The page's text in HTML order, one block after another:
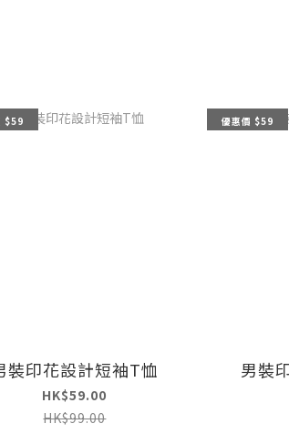
$59
裝印花設計短袖T恤
HK$59.00
HK$99.00
優惠價 $59
男裝